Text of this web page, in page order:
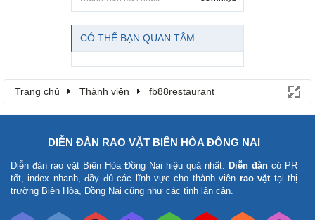
CÓ THỂ BẠN QUAN TÂM
Trang chủ Thành viên fb88restaurant
DIỄN ĐÀN RAO VẶT BIÊN HÒA ĐỒNG NAI
Diễn đàn rao vặt Biên Hòa Đồng Nai hiệu quả nhất. Diễn đàn có PR
tốt, index nhanh, đầy đủ các lĩnh vực cho thành viên rao vặttại thị
trường Biên Hòa, Đồng Nai cũng như các tỉnh lân cận.